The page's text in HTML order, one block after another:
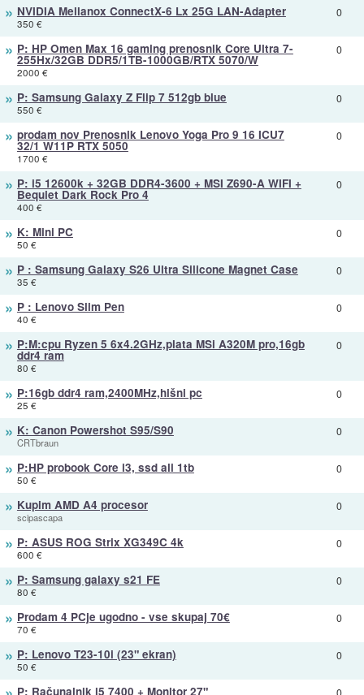
» NVIDIA Mellanox ConnectX-6 Lx 25G LAN-Adapter
350 €
0
» P: HP Omen Max 16 gaming prenosnik Core Ultra 7-
255Hx/32GB DDR5/1TB-1000GB/RTX 5070/W
2000 €
0
» P: Samsung Galaxy Z Flip 7 512gb blue
550 €
0
» prodam nov Prenosnik Lenovo Yoga Pro 9 16 ICU7
32/1 W11P RTX 5050
1700 €
0
» P: i5 12600k + 32GB DDR4-3600 + MSI Z690-A WIFI +
Bequiet Dark Rock Pro 4
400 €
0
» K: Mini PC
50 €
0
» P : Samsung Galaxy S26 Ultra Silicone Magnet Case
35 €
0
» P : Lenovo Slim Pen
40 €
0
» P:M:cpu Ryzen 5 6x4.2GHz,plata MSi A320M pro,16gb
ddr4 ram
80 €
0
» P:16gb ddr4 ram,2400MHz,hišni pc
25 €
0
» K: Canon Powershot S95/S90
CRTbraun
0
» P:HP probook Core i3, ssd ali 1tb
50 €
0
» Kupim AMD A4 procesor
scipascapa
0
» P: ASUS ROG Strix XG349C 4k
600 €
0
» P: Samsung galaxy s21 FE
80 €
0
» Prodam 4 PCje ugodno - vse skupaj 70€
70 €
0
» P: Lenovo T23-10i (23" ekran)
50 €
0
P: Računalnik i5 7400 + Monitor 27"